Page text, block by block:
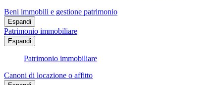
Beni immobili e gestione patrimonio
Espandi
Patrimonio immobiliare
Espandi
Patrimonio immobiliare
Canoni di locazione o affitto